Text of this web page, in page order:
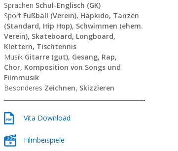
Sprachen Schul-Englisch (GK)
SportFußball (Verein), Hapkido, Tanzen
(Standard, Hip Hop), Schwimmen (ehem.
Verein), Skateboard, Longboard,
Klettern, Tischtennis
MusikGitarre (gut), Gesang, Rap,
Chor, Komposition von Songs und
Filmmusik
Besonderes Zeichnen, Skizzieren
Vita Download
Filmbeispiele